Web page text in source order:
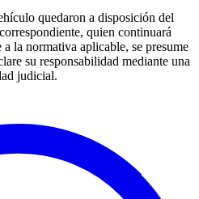
quedaron a disposición del
quien continuará
la normativa aplicable, se presume
su responsabilidad mediante una
judicial.